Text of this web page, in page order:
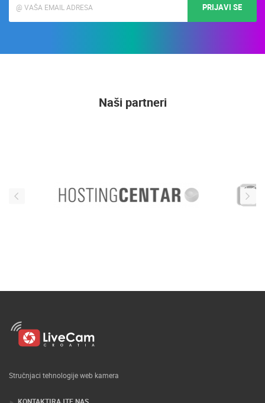
PRIJAVI SE
Naši partneri
Stručnjaci tehnologije web kamera
KONTAKTIRAJTE NAS